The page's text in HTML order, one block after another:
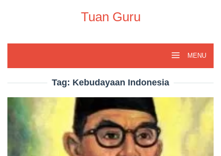
Tuan Guru
MENU
Tag: Kebudayaan Indonesia